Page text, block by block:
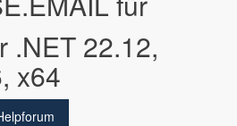
.NET 22.12,
x64